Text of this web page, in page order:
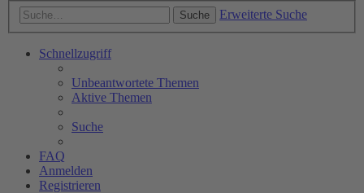
Suche Erweiterte Suche
Schnellzugriff
Unbeantwortete Themen
Aktive Themen
Suche
FAQ
Anmelden
Registrieren